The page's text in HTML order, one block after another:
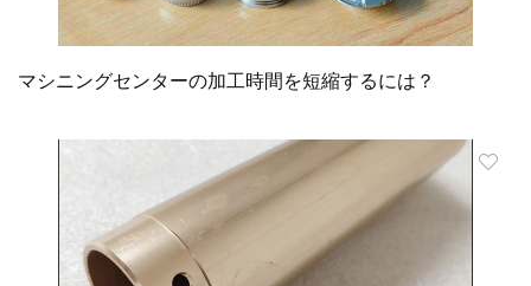
マシニングセンターの加工時間を短縮するには？